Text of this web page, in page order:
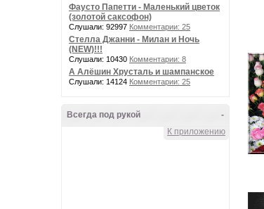
Фаусто Папетти - Маленький цветок
(золотой саксофон)
Слушали: 92997 Комментарии: 25
Стелла Джанни - Милан и Ночь
(NEW)!!!
Слушали: 10430 Комментарии: 8
А Алёшин Хрусталь и шампанское
Слушали: 14124 Комментарии: 25
-
Всегда под рукой
К приложению